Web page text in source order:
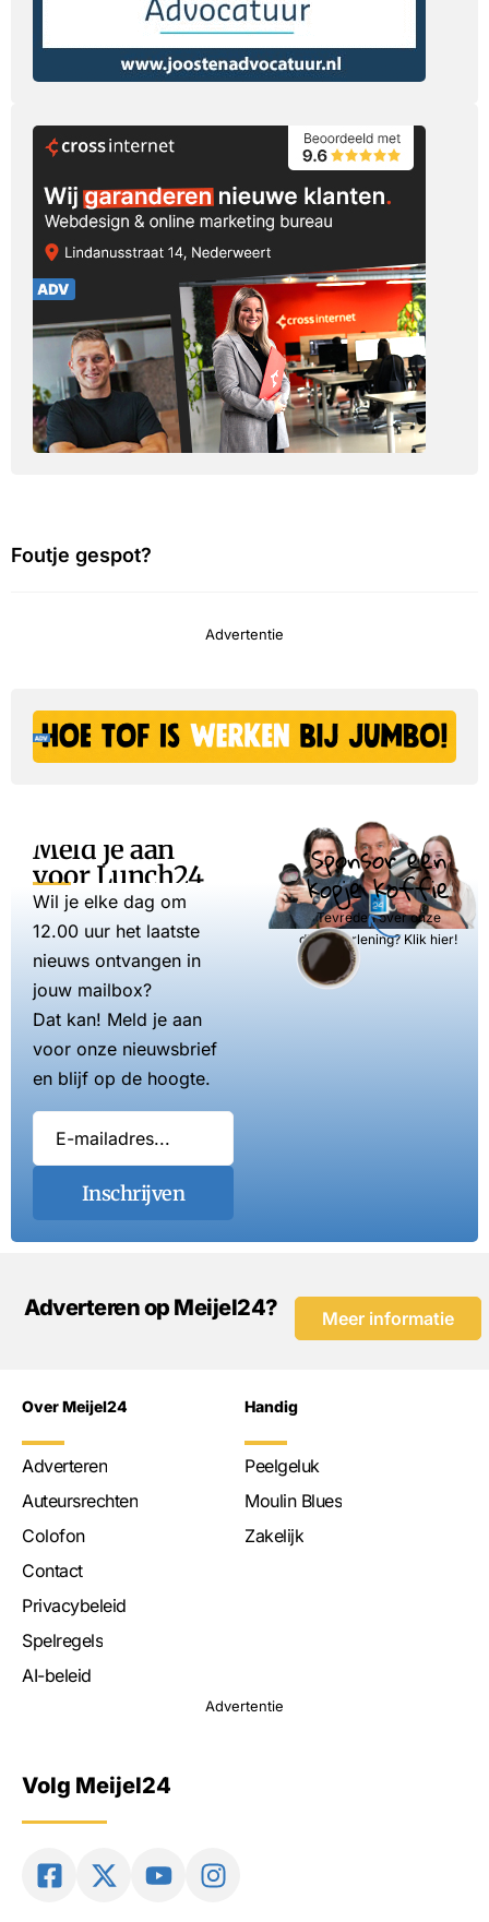
Foutje gespot?
Advertentie
Meld je aan
voor Lunch24
Wil je elke dag om
12.00 uur het laatste
nieuws ontvangen in
jouw mailbox?
Dat kan! Meld je aan
voor onze nieuwsbrief
en blijf op de hoogte.
Inschrijven
Sponsor een
kopje koffie
Tevreden over onze
dienstverlening? Klik hier!
Adverteren op Meijel24? Meer informatie
Over Meijel24
Adverteren
Auteursrechten
Colofon
Contact
Privacybeleid
Spelregels
AI-beleid
Handig
Peelgeluk
Moulin Blues
Zakelijk
Advertentie
Volg Meijel24